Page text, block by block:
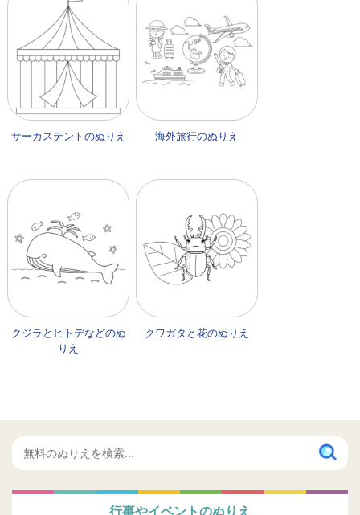
サーカステントのぬりえ 海外旅行のぬりえ
クジラとヒトデなどのぬ
りえ
クワガタと花のぬりえ
行事やイベントのぬりえ